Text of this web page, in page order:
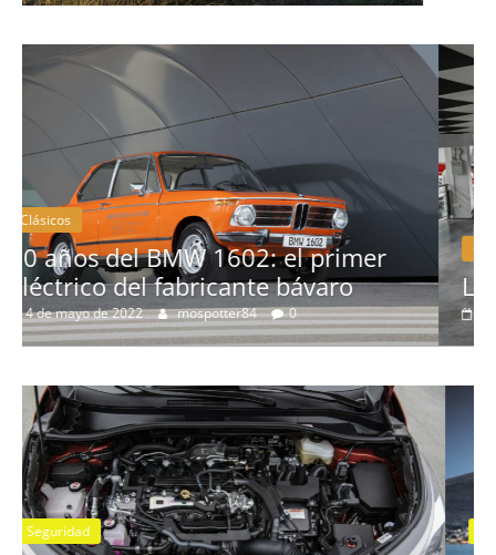
Clásicos
La serie 300 de Peugeot
3 de febrero de 2022 mospotter84 0
Seguridad